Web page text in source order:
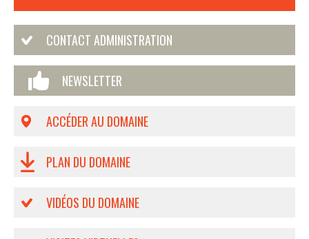
CONTACT ADMINISTRATION
NEWSLETTER
ACCÉDER AU DOMAINE
PLAN DU DOMAINE
VIDÉOS DU DOMAINE